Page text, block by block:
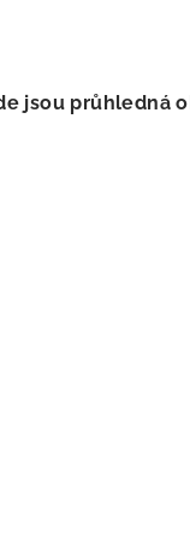
jsou průhledná